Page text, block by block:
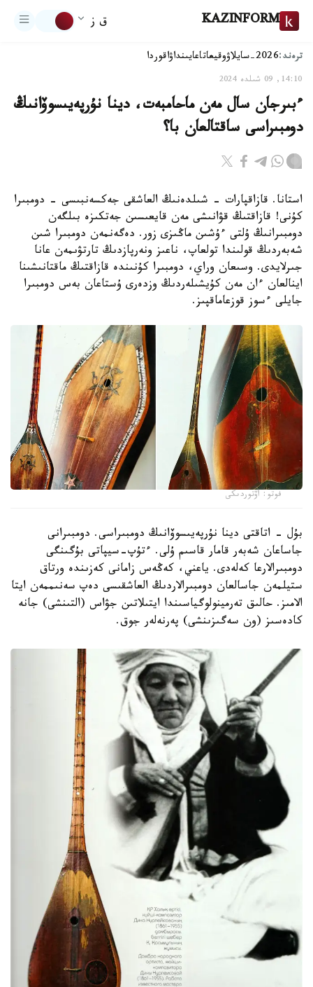
KAZINFORM ق ز
ترەند:2026-سايلاۋ وقيعاتاعايىنداۋاقوردا
14:10, 09 شىلدە 2024
ءبىرجان سال مەن ماحامبەت، دينا نۇرپەيىسوۆانىڭ
دومبىراسى ساقتالعان با؟
استانا. قازاقپارات - شىلدەنىڭ العاشقى جەكسەنبىسى - دومبىرا
كۇنى! قازاقتىڭ قۋانىشى مەن قايعىسىن جەتكىزە بىلگەن
دومبىرانىڭ ۇلتى ءۇشىن ماڭىزى زور. دەگەنمەن دومبىرا شىن
شەبەردىڭ قولىندا تولعاپ، ناعىز ونەرپازدىڭ تارتۋىمەن عانا
جىرلايدى. وسىعان وراي، دومبىرا كۇنىندە قازاقتىڭ ماقتانىشىنا
اينالعان ءان مەن كۇيشىلەردىڭ وزدەرى ۇستاعان بەس دومبىرا
جايلى ءسوز قوزعاماقپىز.
فوتو: اۆتوردىكى
بۇل - اتاقتى دينا نۇرپەيىسوۆانىڭ دومبىراسى. دومبىرانى
جاساعان شەبەر قامار قاسىم ۇلى. ءتۇپ-سيپاتى بۇگىنگى
دومبىرالارعا كەلەدى. ياعني، كەڭەس زامانى كەزىندە ورتاق
ستيلمەن جاسالعان دومبىرالاردىڭ العاشقىسى دەپ سەنىممەن ايتا
الامىز. حالىق تەرمينولوگياسىندا ايتىلاتىن جۋاس (التىنشى) جانە
كادەسىز (ون سەگىزىنشى) پەرنەلەر جوق.